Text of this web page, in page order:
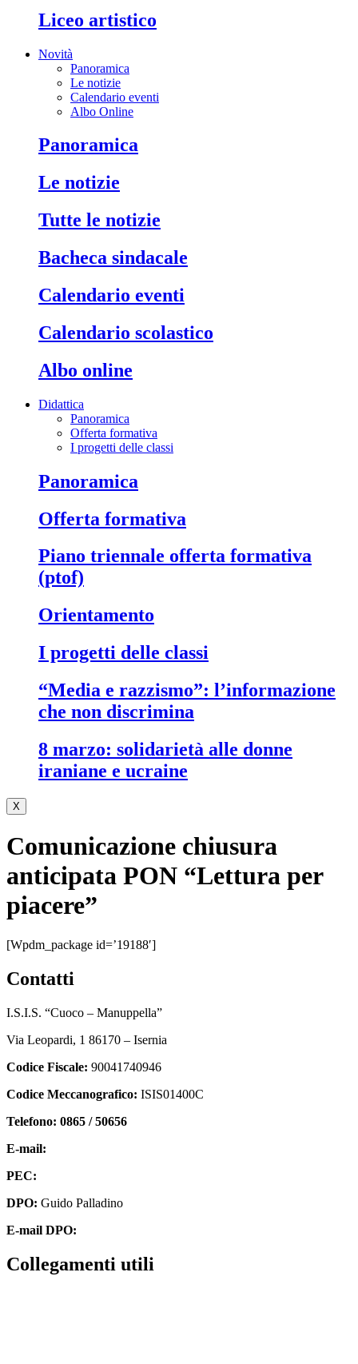
liceo artistico
Novità
Panoramica
Le notizie
Calendario eventi
Albo Online
panoramica
le notizie
tutte le notizie
bacheca sindacale
calendario eventi
calendario scolastico
albo online
Didattica
Panoramica
Offerta formativa
I progetti delle classi
panoramica
offerta formativa
piano triennale offerta formativa
(ptof)
orientamento
i progetti delle classi
“media e razzismo”: l’informazione
che non discrimina
8 marzo: solidarietà alle donne
iraniane e ucraine
X
Comunicazione chiusura
anticipata PON “Lettura per
piacere”
[wpdm_package id=’19188′]
contatti
I.S.I.S. “Cuoco – Manuppella”
Via Leopardi, 1 86170 – Isernia
Codice Fiscale: 90041740946
Codice Meccanografico: ISIS01400C
Telefono: 0865 / 50656
E-mail:
PEC:
DPO: Guido Palladino
E-mail DPO:
collegamenti utili